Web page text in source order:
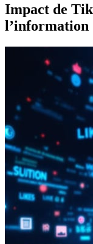
Impact de
l’information